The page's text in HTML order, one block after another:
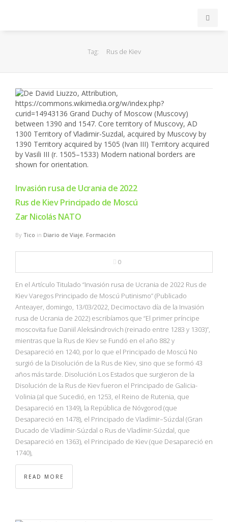
EuroLeague
FEB
FIBA
FORMACIÓN
NBA
RIO 2016
Tag: Rus de Kiev
Invasión rusa de Ucrania de 2022
Rus de Kiev Principado de Moscú
Zar Nicolás NATO
By Tico in Diario de Viaje, Formación
0
En el Artículo Titulado “Invasión rusa de Ucrania de 2022 Rus de
Kiev Varegos Principado de Moscú Putinismo” (Publicado
Anteayer, domingo, 13/03/2022, Decimoctavo día de la Invasión
rusa de Ucrania de 2022) escribíamos que “El primer príncipe
moscovita fue Daniil Aleksándrovich (reinado entre 1283 y 1303)”,
mientras que la Rus de Kiev se Fundó en el año 882 y
Desapareció en 1240, por lo que el Principado de Moscú No
surgió de la Disolución de la Rus de Kiev, sino que se formó 43
años más tarde. Disolución Los Estados que surgieron de la
Disolución de la Rus de Kiev fueron el Principado de Galicia-
Volinia (al que Sucedió, en 1253, el Reino de Rutenia, que
Desapareció en 1349), la República de Nóvgorod (que
Desapareció en 1478), el Principado de Vladímir–Súzdal (Gran
Ducado de Vladímir-Súzdal o Rus de Vladímir-Súzdal, que
Desapareció en 1363), el Principado de Kiev (que Desapareció en
1740),
READ MORE